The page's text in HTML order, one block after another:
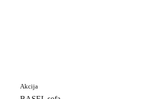
Akcija